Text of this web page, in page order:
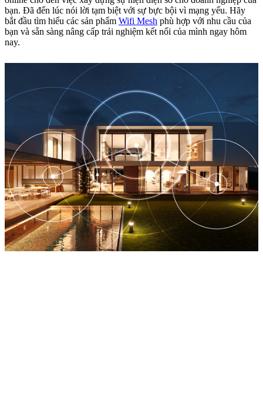
bạn. Đã đến lúc nói lời tạm biệt với sự bực bội vì mạng yếu. Hãy
bắt đầu tìm hiểu các sản phẩm Wifi Mesh phù hợp với nhu cầu của
bạn và sẵn sàng nâng cấp trải nghiệm kết nối của mình ngay hôm
nay.